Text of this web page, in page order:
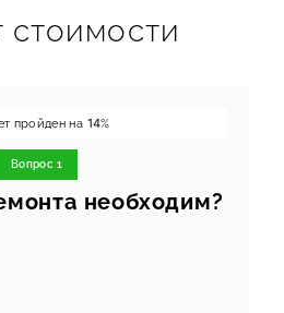
стоимости
пройден на 14%
Вопрос 1
необходим?